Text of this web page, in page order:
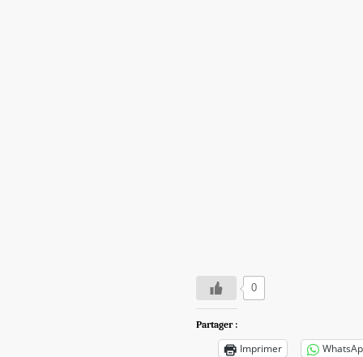
0
Partager :
Imprimer